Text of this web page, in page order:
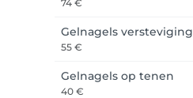
74 €
Gelnagels versteviging
55 €
Gelnagels op tenen
40 €